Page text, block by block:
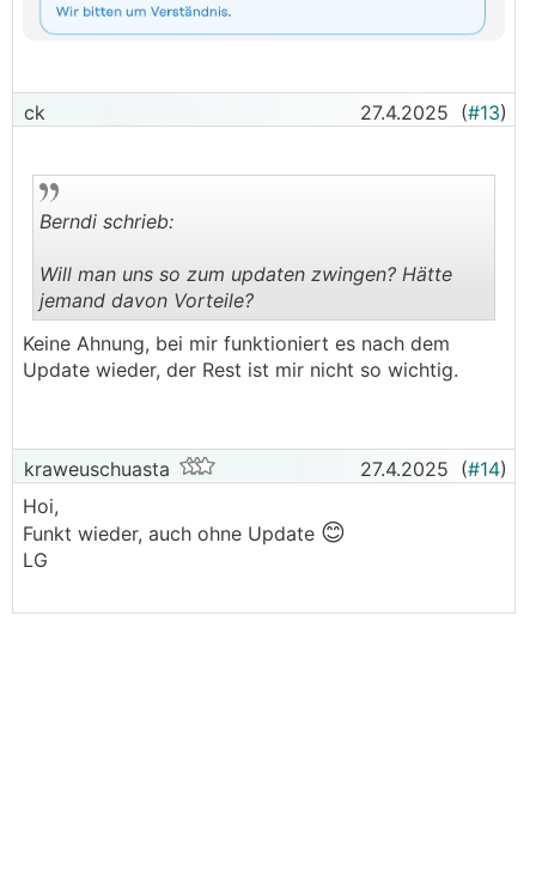
ck 27.4.2025 (#13)
..
Berndi schrieb:
Will man uns so zum updaten zwingen? Hätte
jemand davon Vorteile?
Keine Ahnung, bei mir funktioniert es nach dem
Update wieder, der Rest ist mir nicht so wichtig.
kraweuschuasta 27.4.2025 (#14)
Hoi,
Funkt wieder, auch ohne Update 😊
LG